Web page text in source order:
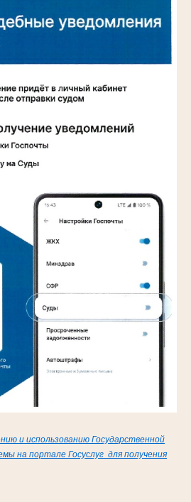
и использованию Государственной
на портале Госуслуг для получения